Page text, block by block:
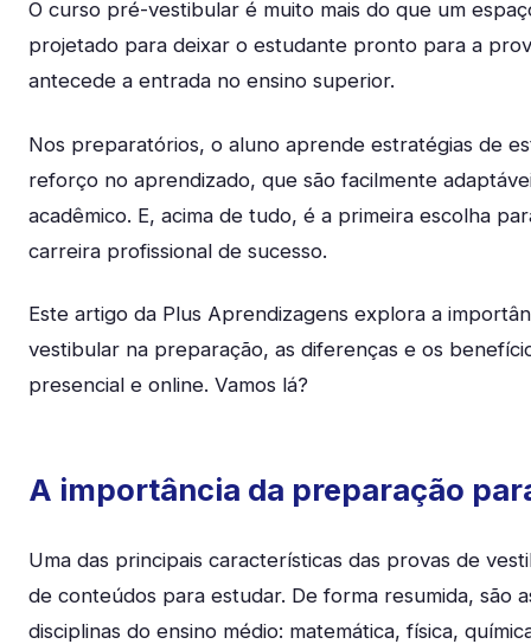
O curso pré-vestibular é muito mais do que um
projetado para deixar o estudante pronto para a
antecede a entrada no ensino superior.
Nos preparatórios, o aluno aprende estratégias de
reforço no aprendizado, que são facilmente
acadêmico. E, acima de tudo, é a primeira escolha
carreira profissional de sucesso.
Este artigo da Plus Aprendizagens explora a
vestibular na preparação, as diferenças e os
presencial e online. Vamos lá?
A importância da preparação
Uma das principais características das provas de
de conteúdos para estudar. De forma resumida, são
disciplinas do ensino médio: matemática, física,